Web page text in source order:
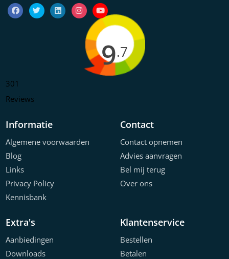
9.7
301
Reviews
Informatie
Algemene voorwaarden
Blog
Links
Privacy Policy
Kennisbank
Contact
Contact opnemen
Advies aanvragen
Bel mij terug
Over ons
Extra's
Aanbiedingen
Downloads
Klantenservice
Bestellen
Betalen